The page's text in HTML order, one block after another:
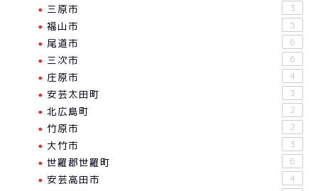
三原市 3
福山市 5
尾道市 6
三次市 6
庄原市 4
安芸太田町 3
北広島町 2
竹原市 2
大竹市 3
世羅郡世羅町 6
安芸高田市 4